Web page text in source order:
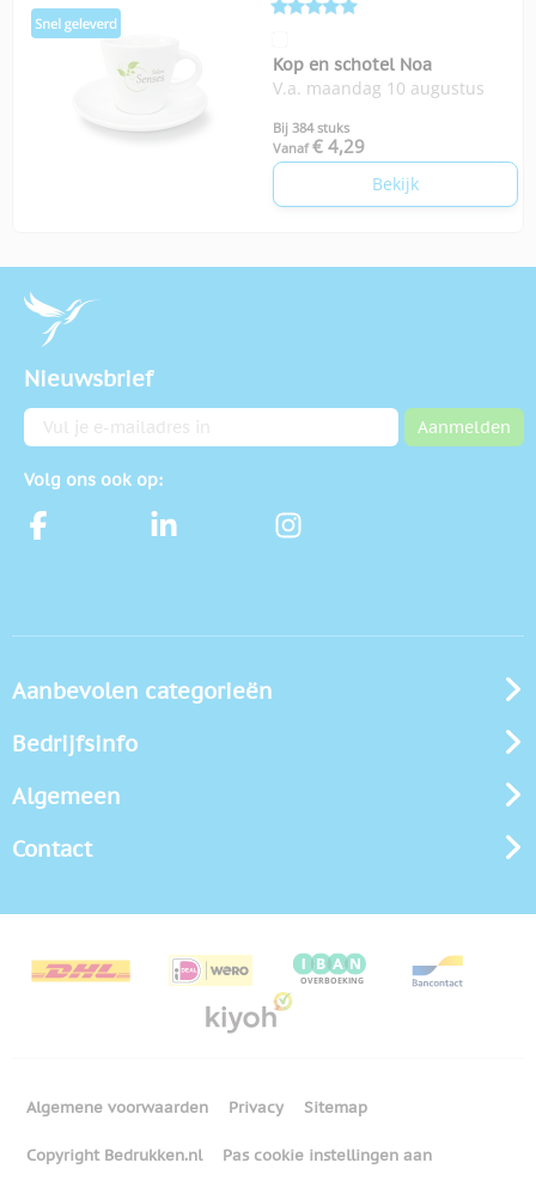
Kop en schotel Noa
V.a. maandag 10 augustus
Bij 384 stuks
Vanaf € 4,29
Bekijk
Nieuwsbrief
E-mailadres Aanmelden
Volg ons ook op:
Aanbevolen categorieën
Bedrijfsinfo
Algemeen
Contact
Algemene voorwaarden Privacy Sitemap
Copyright Bedrukken.nl Pas cookie instellingen aan